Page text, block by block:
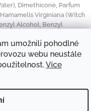
umožnili pohodlné
webu neustále
Více
Dimethicone, Parfum
Virginiana (Witch
Alcohol, Benzyl
3-Cyclohexene